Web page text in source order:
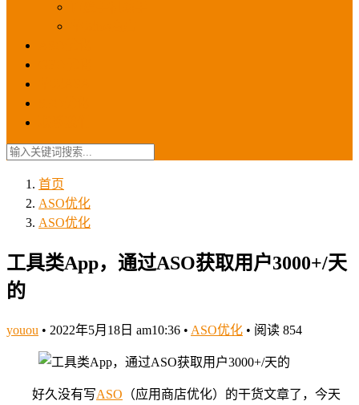
首页
ASO优化
ASO优化
工具类App，通过ASO获取用户3000+/天
的
youou • 2022年5月18日 am10:36 • ASO优化 • 阅读 854
好久没有写ASO （应用商店优化）的干货文章了，今天